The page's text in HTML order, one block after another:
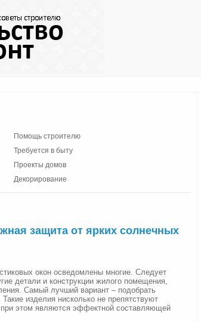
Помощь строителю
Требуется в быту
Проекты домов
Декорирование
защита от ярких солнечных
окон осведомлены многие. Следует
детали и конструкции жилого помещения,
Самый лучший вариант – подобрать
изделия нисколько не препятствуют
при этом являются эффектной составляющей